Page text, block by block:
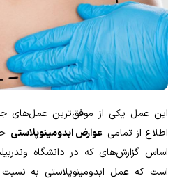
این عمل یکی از موفق‌ترین عمل‌های
اطلاع از تمامی عوارض ابدومینوپلاستی
اساس گزارش‌های که در دانشگاه
است که عمل ابدومینوپلاستی به